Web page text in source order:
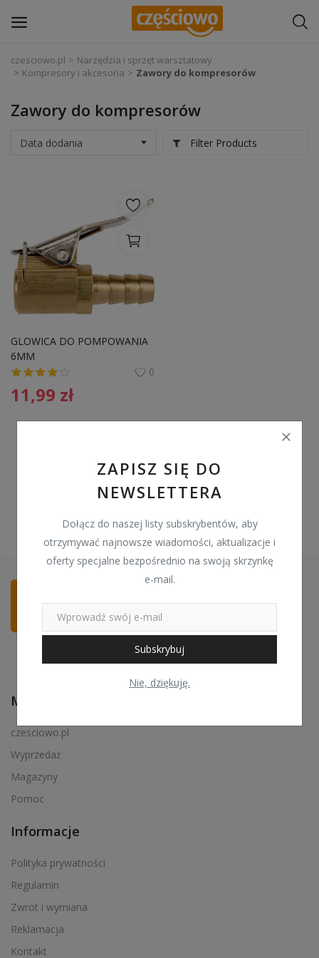
Zaloguj się
Zarejestruj
Wyposażenie i akcesoria samochodowe
Narzędzia i sprzęt warsztatowy
Chemia
Opony i felgi
Wyprzedaż
Schowek
Polski
ZAPISZ SIĘ DO
NEWSLETTERA
Dołącz do naszej listy subskrybentów, aby
otrzymywać najnowsze wiadomości, aktualizacje i
oferty specjalne bezpośrednio na swoją skrzynkę
e-mail.
Subskrybuj
Nie, dziękuję.
czesciowo.pl
Narzędzia i sprzęt warsztatowy
Kompresory i akcesoria
Zawory do kompresorów
Zawory do kompresorów
Filter Products
GLOWICA DO POMPOWANIA
6MM
0
11,99 zł
Menu podręczne
czesciowo.pl
Wyprzedaż
Magazyny
Pomoc
Informacje
Polityka prywatności
Regulamin
Zwrot i wymiana
Reklamacja
Kontakt